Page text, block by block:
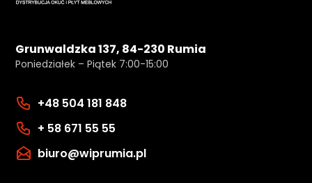
Grunwaldzka 137, 84-230 Rumia
Poniedziałek – Piątek 7:00-15:00
+48 504 181 848
+ 58 671 55 55
biuro@wiprumia.pl